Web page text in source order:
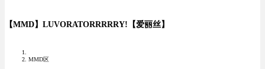
【MMD】LUVORATORRRRRY!【爱丽丝】
MMD区